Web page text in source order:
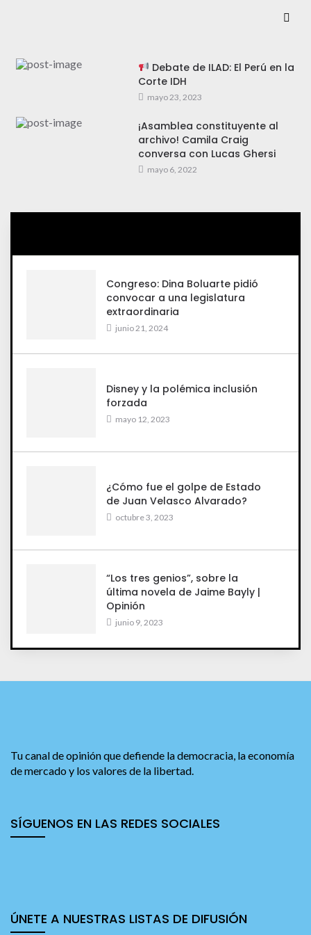
Debate de ILAD: El Perú en la
Corte IDH
mayo 23, 2023
¡Asamblea constituyente al
archivo! Camila Craig
conversa con Lucas Ghersi
mayo 6, 2022
Congreso: Dina Boluarte pidió
convocar a una legislatura
extraordinaria
junio 21, 2024
Disney y la polémica inclusión
forzada
mayo 12, 2023
¿Cómo fue el golpe de Estado
de Juan Velasco Alvarado?
octubre 3, 2023
“Los tres genios”, sobre la
última novela de Jaime Bayly |
Opinión
junio 9, 2023
Tu canal de opinión que defiende la democracia, la economía
de mercado y los valores de la libertad.
SÍGUENOS EN LAS REDES SOCIALES
ÚNETE A NUESTRAS LISTAS DE DIFUSIÓN